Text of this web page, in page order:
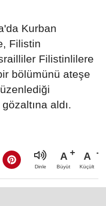
Kurban
Filistin
Filistinlilere
bölümünü ateşe
aldı.
Dinle
A
Büyüt
A
Küçült